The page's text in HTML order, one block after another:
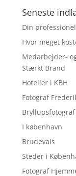
Seneste
Din
Hvor meget
Medarbejder-
Stærkt Brand
Hoteller i KBH
Fotograf
I københavn
Brudevals
Steder i
Fotograf